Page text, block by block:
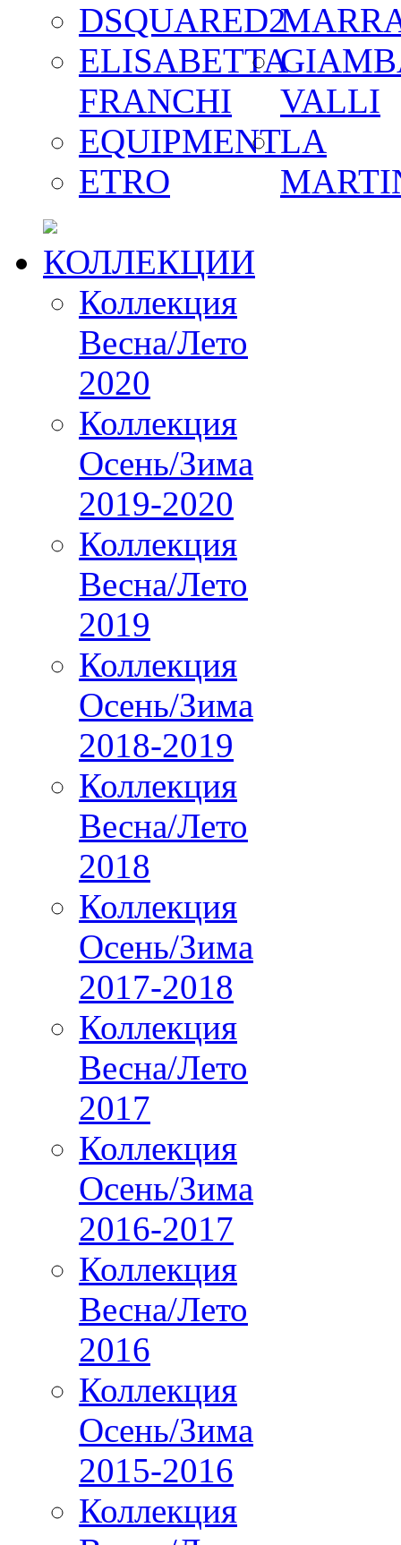
DSQUARED2
ELISABETTA
FRANCHI
EQUIPMENT
ETRO
VALLI
LA
КОЛЛЕКЦИИ
Коллекция
Весна/Лето
2020
Коллекция
Осень/Зима
2019-2020
Коллекция
Весна/Лето
2019
Коллекция
Осень/Зима
2018-2019
Коллекция
Весна/Лето
2018
Коллекция
Осень/Зима
2017-2018
Коллекция
Весна/Лето
2017
Коллекция
Осень/Зима
2016-2017
Коллекция
Весна/Лето
2016
Коллекция
Осень/Зима
2015-2016
Коллекция